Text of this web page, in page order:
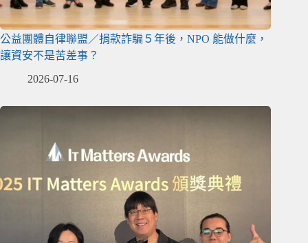
公益團體自律聯盟／捐款詐騙５年後，NPO 能做什麼，
讓資安不是苦差事？
2026-07-16